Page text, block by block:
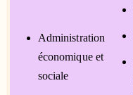
Administration
économique et
sociale